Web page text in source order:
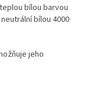
bílou barvou
bílou 4000
jeho